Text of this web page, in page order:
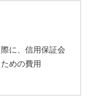
に、信用保証会
めの費用